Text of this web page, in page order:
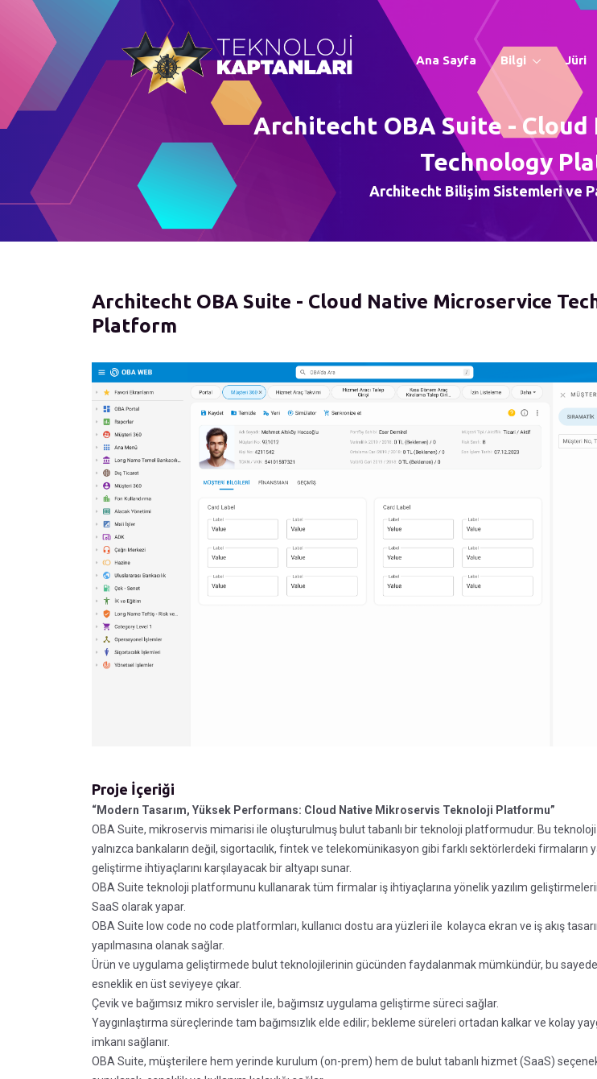
Ana Sayfa Bilgi Jüri
Architecht OBA Suite -
Technology
Architecht Bilişim Sistemleri ve
Architecht OBA Suite - Cloud Native Microservice
Platform
Proje İçeriği
“Modern Tasarım, Yüksek Performans: Cloud Native Mikroservis Teknoloji Platformu”
OBA Suite, mikroservis mimarisi ile oluşturulmuş bulut tabanlı bir teknoloji platformudur. Bu
yalnızca bankaların değil, sigortacılık, fintek ve telekomünikasyon gibi farklı sektörlerdeki firmaların
geliştirme ihtiyaçlarını karşılayacak bir altyapı sunar.
OBA Suite teknoloji platformunu kullanarak tüm firmalar iş ihtiyaçlarına yönelik yazılım
SaaS olarak yapar.
OBA Suite low code no code platformları, kullanıcı dostu ara yüzleri ile kolayca ekran ve iş akış
yapılmasına olanak sağlar.
Ürün ve uygulama geliştirmede bulut teknolojilerinin gücünden faydalanmak mümkündür, bu
esneklik en üst seviyeye çıkar.
Çevik ve bağımsız mikro servisler ile, bağımsız uygulama geliştirme süreci sağlar.
Yaygınlaştırma süreçlerinde tam bağımsızlık elde edilir; bekleme süreleri ortadan kalkar ve kolay
imkanı sağlanır.
OBA Suite, müşterilere hem yerinde kurulum (on-prem) hem de bulut tabanlı hizmet (SaaS)